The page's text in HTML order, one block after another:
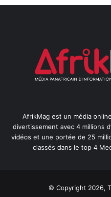
AfrikMag est un média
divertissement avec 4 millions
vidéos et une portée de 25
classés dans le top 4
© Copyright 2026,